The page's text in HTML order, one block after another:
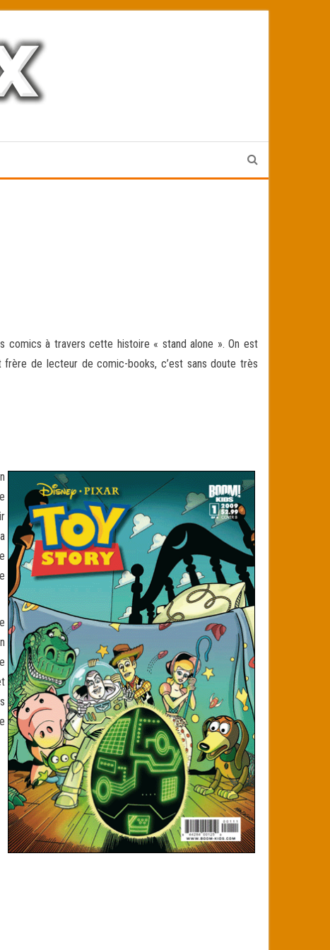
comics à travers cette histoire « stand alone ». On est
frère de lecteur de comic-books, c’est sans doute très